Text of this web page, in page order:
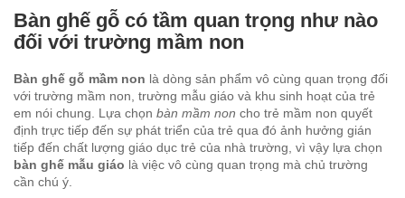
Bàn ghế gỗ có tầm quan trọng như nào
đối với trường mầm non
Bàn ghế gỗ mầm non là dòng sản phẩm vô cùng quan trọng đối
với trường mầm non, trường mẫu giáo và khu sinh hoạt của trẻ
em nói chung. Lựa chọn bàn mầm non cho trẻ mầm non quyết
định trực tiếp đến sự phát triển của trẻ qua đó ảnh hưởng gián
tiếp đến chất lượng giáo dục trẻ của nhà trường, vì vậy lựa chọn
bàn ghế mẫu giáo là việc vô cùng quan trọng mà chủ trường
cần chú ý.